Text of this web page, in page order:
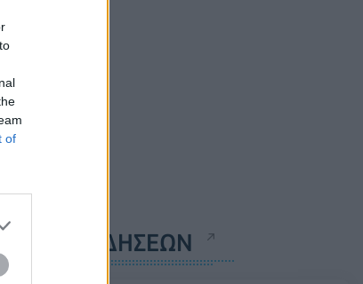
of
ΡΟΗ ΕΙΔΗΣΕΩΝ